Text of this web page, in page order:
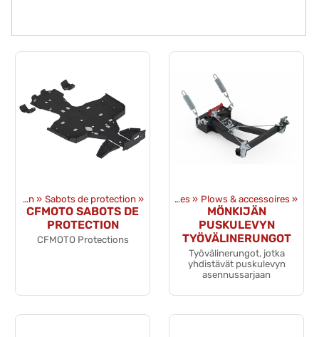
ATV&UTV Sabots de protection et protection ‪» Sabots de protection ‪»
CFMOTO SABOTS DE
PROTECTION
CFMOTO Protections
‪» Équipments ‪» ATV & UTV accessoires ‪» Plows & accessoires ‪»
MÖNKIJÄN
PUSKULEVYN
TYÖVÄLINERUNGOT
Työvälinerungot, jotka
yhdistävät puskulevyn
asennussarjaan